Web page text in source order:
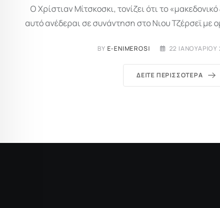
Ο Χρίστιαν Μίτσκοσκι, τονίζει ότι το
αυτό ανέδεραι σε συνάντηση στο Νιου Τζέρσεϊ με
BY E-ENIMEROSI 22 ΙΑΝΟΥΑΡΊΟΥ
ΔΕΊΤΕ ΠΕΡΙΣΣΌΤΕΡΑ